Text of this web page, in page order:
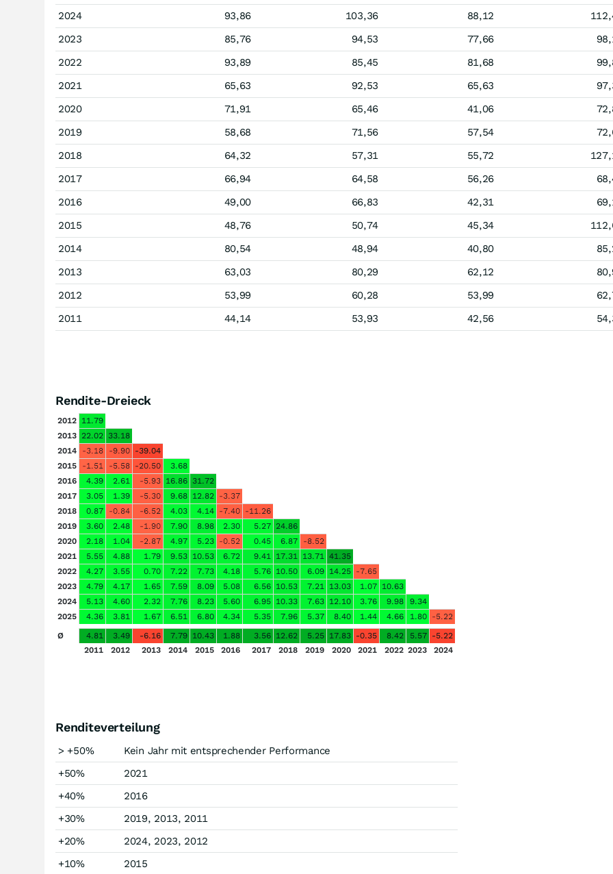
2024
93,86 103,36 88,12
2023
85,76 94,53 77,66
2022
93,89 85,45 81,68
2021
65,63 92,53 65,63
2020
71,91 65,46 41,06
2019
58,68 71,56 57,54
2018
64,32 57,31 55,72
2017
66,94 64,58 56,26
2016
49,00 66,83 42,31
2015
48,76 50,74 45,34
2014
80,54 48,94 40,80
2013
63,03 80,29 62,12
2012
53,99 60,28 53,99
2011
44,14 53,93 42,56
Rendite-Dreieck
2012 11.79
2013 22.02 33.18
2014
-3.18 -9.90 -39.04
2015
-1.51 -5.58 -20.50
3.68
2016
4.39 2.61 -5.93 16.86 31.72
2017
3.05 1.39 -5.30 9.68 12.82 -3.37
2018
0.87 -0.84 -6.52 4.03 4.14 -7.40 -11.26
2019
3.60 2.48 -1.90 7.90 8.98 2.30 5.27 24.86
2020
2.18 1.04 -2.87 4.97 5.23 -0.52 0.45 6.87
-8.52
2021
5.55 4.88 1.79 9.53 10.53 6.72 9.41 17.31 13.71 41.35
2022
4.27 3.55 0.70 7.22 7.73 4.18 5.76 10.50 6.09 14.25 -7.65
2023
4.79 4.17 1.65 7.59 8.09 5.08 6.56 10.53 7.21 13.03 1.07 10.63
2024
5.13 4.60 2.32 7.76 8.23 5.60 6.95 10.33 7.63 12.10 3.76 9.98
9.34
2025
4.36 3.81 1.67 6.51 6.80 4.34 5.35 7.96 5.37 8.40 1.44 4.66 1.80 -5.22
Ø
4.81 3.49 -6.16 7.79 10.43 1.88 3.56 12.62 5.25 17.83 -0.35 8.42 5.57 -5.22
2011
2012 2013 2014 2015 2016 2017 2018 2019 2020 2021 2022 2023 2024
Renditeverteilung
> +50%
Kein Jahr mit entsprechender Performance
+50%
2021
+40%
2016
+30%
2019, 2013, 2011
+20%
2024, 2023, 2012
+10%
2015